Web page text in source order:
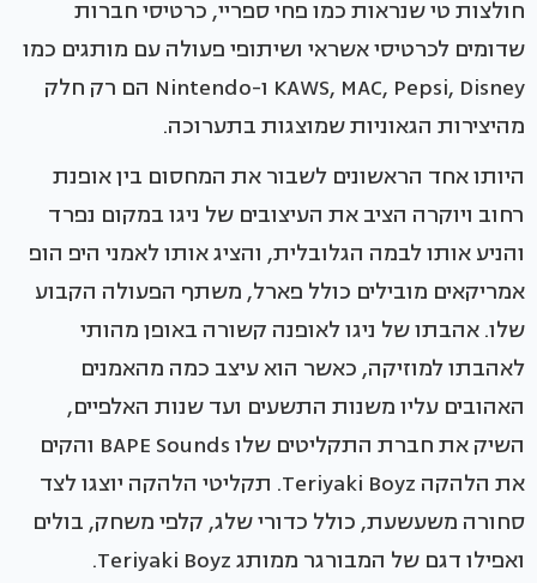
חולצות טי שנראות כמו פחי ספריי, כרטיסי חברות
שדומים לכרטיסי אשראי ושיתופי פעולה עם מותגים כמו
KAWS, MAC, Pepsi, Disney ו-Nintendo הם רק חלק
מהיצירות הגאוניות שמוצגות בתערוכה.
היותו אחד הראשונים לשבור את המחסום בין אופנת
רחוב ויוקרה הציב את העיצובים של ניגו במקום נפרד
והניע אותו לבמה הגלובלית, והציג אותו לאמני היפ הופ
אמריקאים מובילים כולל פארל, משתף הפעולה הקבוע
שלו. אהבתו של ניגו לאופנה קשורה באופן מהותי
לאהבתו למוזיקה, כאשר הוא עיצב כמה מהאמנים
האהובים עליו משנות התשעים ועד שנות האלפיים,
השיק את חברת התקליטים שלו BAPE Sounds והקים
את הלהקה Teriyaki Boyz. תקליטי הלהקה יוצגו לצד
סחורה משעשעת, כולל כדורי שלג, קלפי משחק, בולים
ואפילו דגם של המבורגר ממותג Teriyaki Boyz.